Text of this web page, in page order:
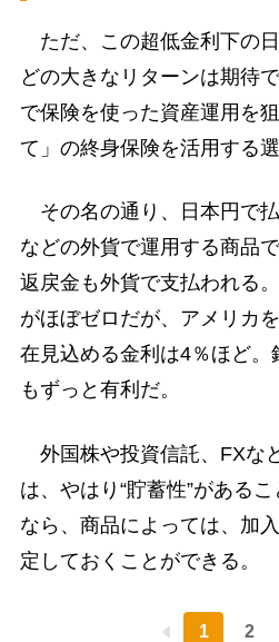
ただ、この超低金利下の
どの大きなリターンは期待
で保険を使った資産運用を
て」の終身保険を活用する
その名の通り、日本円で
などの外貨で運用する商品
返戻金も外貨で支払われる
がほぼゼロだが、アメリカ
在見込める金利は4％ほど。
もずっと有利だ。
外国株や投資信託、FXな
は、やはり“貯蓄性”がある
なら、商品によっては、加
定しておくことができる。
1 2